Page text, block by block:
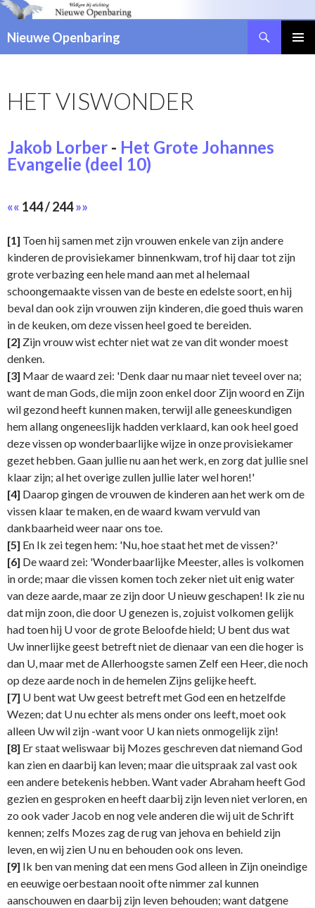
Nieuwe Openbaring
SPRINGEN
HET VISWONDER
Jakob Lorber - Het Grote Johannes
Evangelie (deel 10)
«« 144 / 244»»
[1] Toen hij samen met zijn vrouwen enkele van zijn andere
kinderen de provisiekamer binnenkwam, trof hij daar tot zijn
grote verbazing een hele mand aan met al helemaal
schoongemaakte vissen van de beste en edelste soort, en hij
beval dan ook zijn vrouwen zijn kinderen, die goed thuis waren
in de keuken, om deze vissen heel goed te bereiden.
[2] Zijn vrouw wist echter niet wat ze van dit wonder moest
denken.
[3] Maar de waard zei: 'Denk daar nu maar niet teveel over na;
want de man Gods, die mijn zoon enkel door Zijn woord en Zijn
wil gezond heeft kunnen maken, terwijl alle geneeskundigen
hem allang ongeneeslijk hadden verklaard, kan ook heel goed
deze vissen op wonderbaarlijke wijze in onze provisiekamer
gezet hebben. Gaan jullie nu aan het werk, en zorg dat jullie snel
klaar zijn; al het overige zullen jullie later wel horen!'
[4] Daarop gingen de vrouwen de kinderen aan het werk om de
vissen klaar te maken, en de waard kwam vervuld van
dankbaarheid weer naar ons toe.
[5] En Ik zei tegen hem: 'Nu, hoe staat het met de vissen?'
[6] De waard zei: 'Wonderbaarlijke Meester, alles is volkomen
in orde; maar die vissen komen toch zeker niet uit enig water
van deze aarde, maar ze zijn door U nieuw geschapen! Ik zie nu
dat mijn zoon, die door U genezen is, zojuist volkomen gelijk
had toen hij U voor de grote Beloofde hield; U bent dus wat
Uw innerlijke geest betreft niet de dienaar van een die hoger is
dan U, maar met de Allerhoogste samen Zelf een Heer, die noch
op deze aarde noch in de hemelen Zijns gelijke heeft.
[7] U bent wat Uw geest betreft met God een en hetzelfde
Wezen; dat U nu echter als mens onder ons leeft, moet ook
alleen Uw wil zijn -want voor U kan niets onmogelijk zijn!
[8] Er staat weliswaar bij Mozes geschreven dat niemand God
kan zien en daarbij kan leven; maar die uitspraak zal vast ook
een andere betekenis hebben. Want vader Abraham heeft God
gezien en gesproken en heeft daarbij zijn leven niet verloren, en
zo ook vader Jacob en nog vele anderen die wij uit de Schrift
kennen; zelfs Mozes zag de rug van jehova en behield zijn
leven, en wij zien U nu en behouden ook ons leven.
[9] Ik ben van mening dat een mens God alleen in Zijn oneindige
en eeuwige oerbestaan nooit ofte nimmer zal kunnen
aanschouwen en daarbij zijn leven behouden; want datgene